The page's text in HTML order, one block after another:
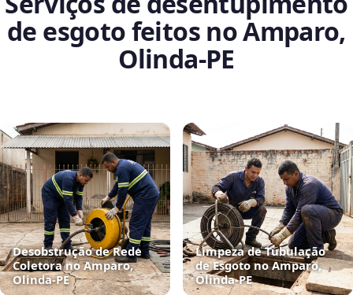
de esgoto feitos no Amparo,
Olinda‑PE
Desobstrução de Rede
Coletora no Amparo,
Olinda‑PE
Limpeza de Tubulação
de Esgoto no Amparo,
Olinda‑PE